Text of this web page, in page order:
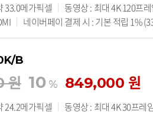
33.0메가픽셀 동영상 : 최대 4K 120프레
네이버페이 결제 시 : 기본 적립 1%
B
원 10 % 849,000 원
24.2메가픽셀 동영상 : 최대 4K 30프레